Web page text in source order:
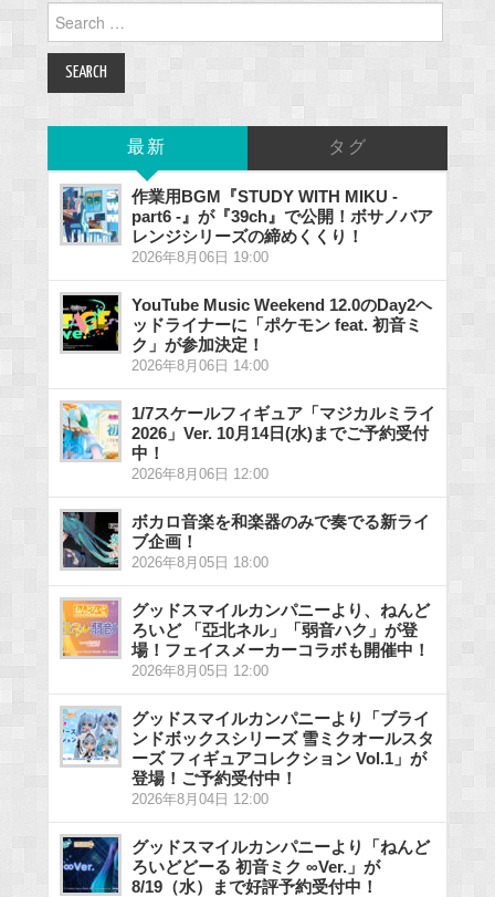
for:
最新 タグ
作業用BGM『STUDY WITH MIKU -
part6 -』が『39ch』で公開！ボサノバア
レンジシリーズの締めくくり！
2026年8月06日 19:00
YouTube Music Weekend 12.0のDay2ヘ
ッドライナーに「ポケモン feat. 初音ミ
ク」が参加決定！
2026年8月06日 14:00
1/7スケールフィギュア「マジカルミライ
2026」Ver. 10月14日(水)までご予約受付
中！
2026年8月06日 12:00
ボカロ音楽を和楽器のみで奏でる新ライ
ブ企画！
2026年8月05日 18:00
グッドスマイルカンパニーより、ねんど
ろいど 「亞北ネル」「弱音ハク」が登
場！フェイスメーカーコラボも開催中！
2026年8月05日 12:00
グッドスマイルカンパニーより「ブライ
ンドボックスシリーズ 雪ミクオールスタ
ーズ フィギュアコレクション Vol.1」が
登場！ご予約受付中！
2026年8月04日 12:00
グッドスマイルカンパニーより「ねんど
ろいどどーる 初音ミク ∞Ver.」が
8/19（水）まで好評予約受付中！